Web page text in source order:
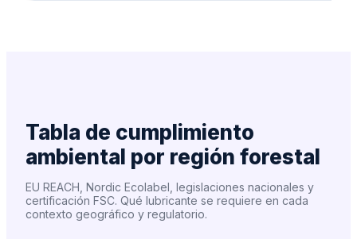
Tabla de cumplimiento
ambiental por región forestal
EU REACH, Nordic Ecolabel, legislaciones nacionales y
certificación FSC. Qué lubricante se requiere en cada
contexto geográfico y regulatorio.